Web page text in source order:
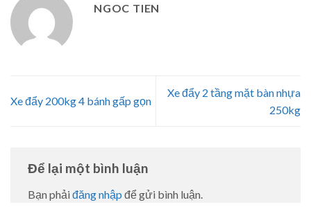
NGOC TIEN
Xe đẩy 200kg 4 bánh gấp gọn
Xe đẩy 2 tầng mặt bàn nhựa
250kg
Để lại một bình luận
Bạn phải đăng nhập để gửi bình luận.